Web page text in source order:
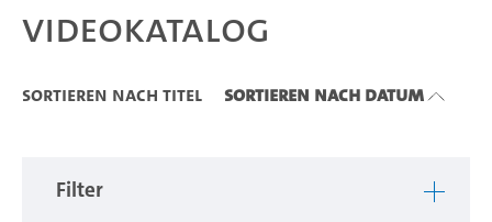
Videokatalog
Videokatalog
Sortieren nach Titel Sortieren nach Datum
Filter